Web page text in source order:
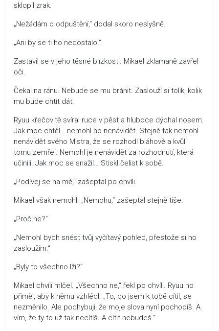
sklopil zrak.
„Nežádám o odpuštění,“ dodal skoro neslyšně.
„Ani by se ti ho nedostalo.“
Zastavil se v jeho těsné blízkosti. Mikael zklamaně zavřel
oči.
Čekal na ránu. Nebude se mu bránit. Zaslouží si tolik, kolik
mu bude chtít dát.
Ryuu křečovitě svíral ruce v pěst a hluboce dýchal nosem.
Jak moc chtěl… nemohl ho nenávidět. Stejně tak nemohl
nenávidět svého Mistra, že se rozhodl bláhově a kvůli
tomu zemřel. Nemohl je nenávidět za rozhodnutí, která
učinili. Jak moc se snažil… Stiskl čelist k sobě.
„Podívej se na mě,“ zašeptal po chvíli.
Mikael však nemohl. „Nemohu,“ zašeptal stejně tiše.
„Proč ne?“
„Nemohl bych snést tvůj vyčítavý pohled, přestože si ho
zasloužím.“
„Byly to všechno lži?“
Mikael chvíli mlčel. „Všechno ne,“ řekl po chvíli. Ryuu ho
přiměl, aby k němu vzhlédl. „To, co jsem k tobě cítil, se
nezměnilo. Ale pochybuji, že moje slova nyní pochopíš. A
vím, že ty to už tak necítíš. A cítit nebudeš.“